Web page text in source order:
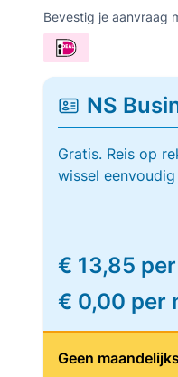
Bevestig je aanvraag
NS
Gratis. Reis op
wissel
€ 13,85
€ 0,00 per
Geen